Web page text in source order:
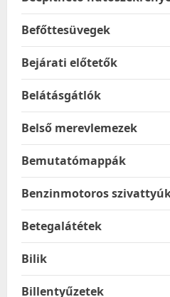
Befőttesüvegek
Bejárati előtetők
Belátásgátlók
Belső merevlemezek
Bemutatómappák
Benzinmotoros
Betegalátétek
Bilik
Billentyűzetek